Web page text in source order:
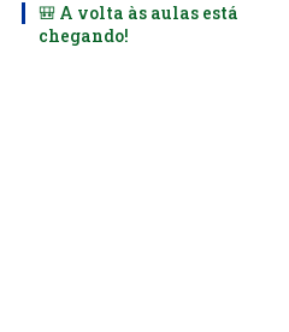
🎒 A volta às aulas está
chegando!